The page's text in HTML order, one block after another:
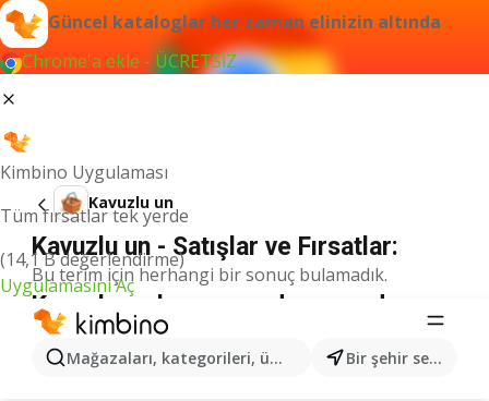
Güncel kataloglar her zaman elinizin altında
Chrome'a ekle - ÜCRETSİZ
Kimbino Uygulaması
Tüm fırsatlar tek yerde
(14,1 B değerlendirme)
Uygulamasını Aç
Mağazaları, kategorileri, ürünleri arayın... Bir şehir seçin
Kavuzlu un
Kavuzlu un - Satışlar ve Fırsatlar:
Bu terim için herhangi bir sonuç bulamadık.
Kavuzlu un kampanyada - nereden
alınır?